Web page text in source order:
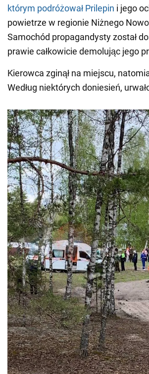
którym podróżował Prilepin i jego
powietrze w regionie Niżnego
Samochód propagandysty został
prawie całkowicie demolując jego
Kierowca zginął na miejscu,
Według niektórych doniesień,